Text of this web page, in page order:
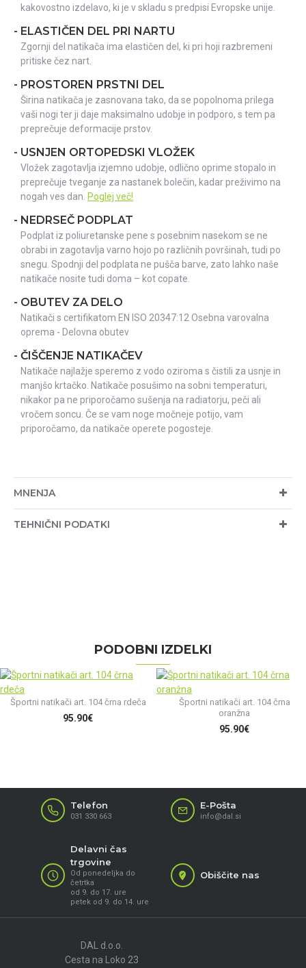
kakovostno izdelavo, ki je v skladu s predpisi Evropske unije.
- ELASTIČEN DEL PRI NARTU
Zgornji del natikača ima elastičen del, ki pri hoji razbremeni
pritiske čez nart.
- PROSTOREN PRSTNI DEL
Širina natikača je zasnovana tako, da se popolnoma prilega
vaši nogi ter ji daje maksimalno udobje in podporo, s tem pa
preprečuje deformacije prstov.
- USNJEN ORTOPEDSKI VLOŽEK
Vložek zagotavlja izjemno udobje, odlično oprime stopalo in
preprečuje tveganje za nastanek bolečin, kadar preživimo na
nogah ves dan. Poglej več!
- NEDRSEČ PODPLAT
Podplat iz poliuretanske pene s posebnim nasekom se ne
obrabi in zagotavlja varno hojo po različnih površinah, tudi po
snegu. Spodnji del podplata ne pušča barve, zato lahko naše
natikače nosite tudi doma – kot copate.
- OBUTEV ZA DELO
Natikači s certifikatom EN ISO 20347:12 Osebna varovalna
oprema - Delovna obutev
- ČIŠČENJE NATIKAČEV
Natikače najlažje speremo z vodo oziroma s čistili za usnje in
manjšo krtačko. Natikače posušimo na sobni temperaturi,
nikakor pa ne priporočamo sušenja na radiatorju, peči ali
vročem soncu. Če se vam noge močneje potijo, vam
priporočamo, da natikače operete pogosteje.
MNENJA
TEHNIČNI PODATKI
PODOBNI IZDELKI
Športni natikači art. 104 črna rdeča
95.90€
Športni natikači art. 104 črna
oranžna
95.90€
Telefon
031 330 663
E-Pošta
info@dal.si
Delavni čas
trgovine
Od ponedeljka do
četrtka
od 9. do 17. ure
petek od 9. do 14. ure
Obiščite nas
DAL d.o.o.
Cesta na Loko 23